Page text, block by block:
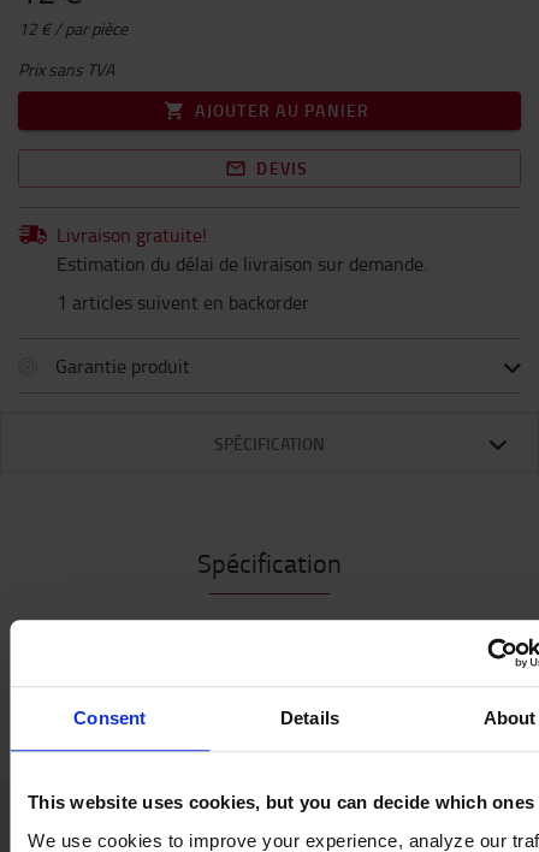
Consent Details About
This website uses cookies, but you can decide which ones
We use cookies to improve your experience, analyze our
12 € / par pièce
Prix sans TVA
AJOUTER AU PANIER
DEVIS
Livraison gratuite!
Estimation du délai de livraison sur demande.
1 articles suivent en backorder
Garantie produit
SPÉCIFICATION
Spécification